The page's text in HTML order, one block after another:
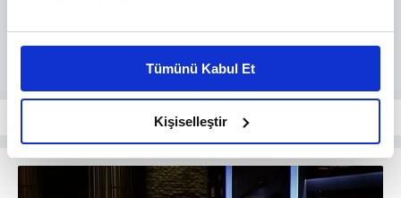
Bu çerezlere izin vermeniz halinde sizlere özel
daha iyi reklam deneyimi yaşatabiliriz. Bunu yaparken
amacımızın size daha iyi bir reklam deneyimi sunmak
olduğunu ve sizlere en iyi içerikleri sunabilmek adına
elimizden gelen çabayı gösterdiğimizi ve bu noktada,
reklamların maliyetlerimizi karşılamak noktasında tek gelir
kalemimiz olduğunu sizlere hatırlatmak isteriz.
Tümünü Kabul Et
Kişiselleştir